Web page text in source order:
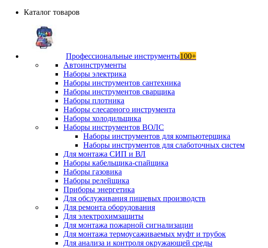
Каталог товаров
Профессиональные инструменты100+
Автоинструменты
Наборы электрика
Наборы инструментов сантехника
Наборы инструментов сварщика
Наборы плотника
Наборы слесарного инструмента
Наборы холодильщика
Наборы инструментов ВОЛС
Наборы инструментов для компьютерщика
Наборы инструментов для слаботочных систем
Для монтажа СИП и ВЛ
Наборы кабельщика-спайщика
Наборы газовика
Наборы релейщика
Приборы энергетика
Для обслуживания пищевых производств
Для ремонта оборудования
Для электрохимзащиты
Для монтажа пожарной сигнализации
Для монтажа термоусаживаемых муфт и трубок
Для анализа и контроля окружающей среды